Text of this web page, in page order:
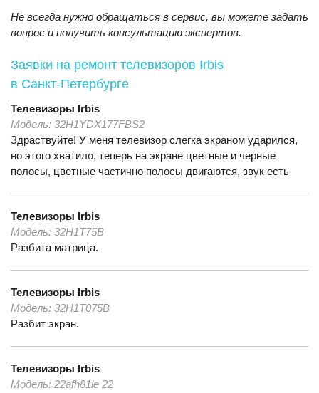
Не всегда нужно обращаться в сервис, вы можете задать
вопрос и получить консультацию экспертов.
Заявки на ремонт телевизоров Irbis
в Санкт-Петербурге
Телевизоры Irbis
Модель: 32H1YDX177FBS2
Здраствуйте! У меня телевизор слегка экраном ударился,
но этого хватило, теперь на экране цветные и черные
полосы, цветные частично полосы двигаются, звук есть
Телевизоры Irbis
Модель: 32H1T75B
Разбита матрица.
Телевизоры Irbis
Модель: 32H1T075B
Разбит экран.
Телевизоры Irbis
Модель: 22afh81le 22